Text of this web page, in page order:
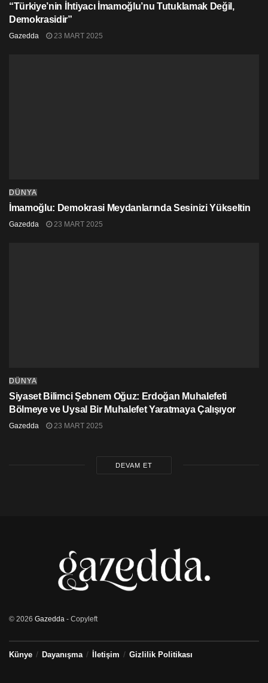
“Türkiye’nin İhtiyacı İmamoğlu’nu Tutuklamak Değil,
Demokrasidir”
Gazedda 23 MART 2025
DÜNYA
İmamoğlu: Demokrasi Meydanlarında Sesinizi Yükseltin
Gazedda 23 MART 2025
DÜNYA
Siyaset Bilimci Şebnem Oğuz: Erdoğan Muhalefeti
Bölmeye ve Uysal Bir Muhalefet Yaratmaya Çalışıyor
Gazedda 23 MART 2025
DEVAM ET
© 2026 Gazedda - Copyleft
Künye Dayanışma İletişim Gizlilik Politikası